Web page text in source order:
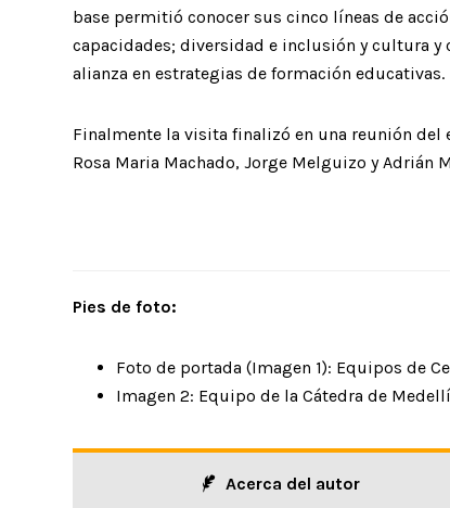
base permitió conocer sus cinco líneas de
capacidades; diversidad e inclusión y cultura y
alianza en estrategias de formación educativas.
Finalmente la visita finalizó en una reunión del
Rosa Maria Machado, Jorge Melguizo y Adrián
Pies de foto:
Foto de portada (Imagen 1): Equipos de
Imagen 2: Equipo de la Cátedra de
Acerca del autor